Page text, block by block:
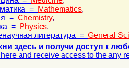
= Mathematics,
= Chemistry,
= Physics,
литература = General
здесь и получи доступ к
and receive access to the any